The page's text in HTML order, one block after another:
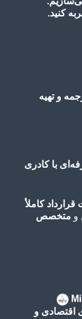
کنید.
و تهیه
با کادری
کاملأ
و متخصص
اقتصادی و